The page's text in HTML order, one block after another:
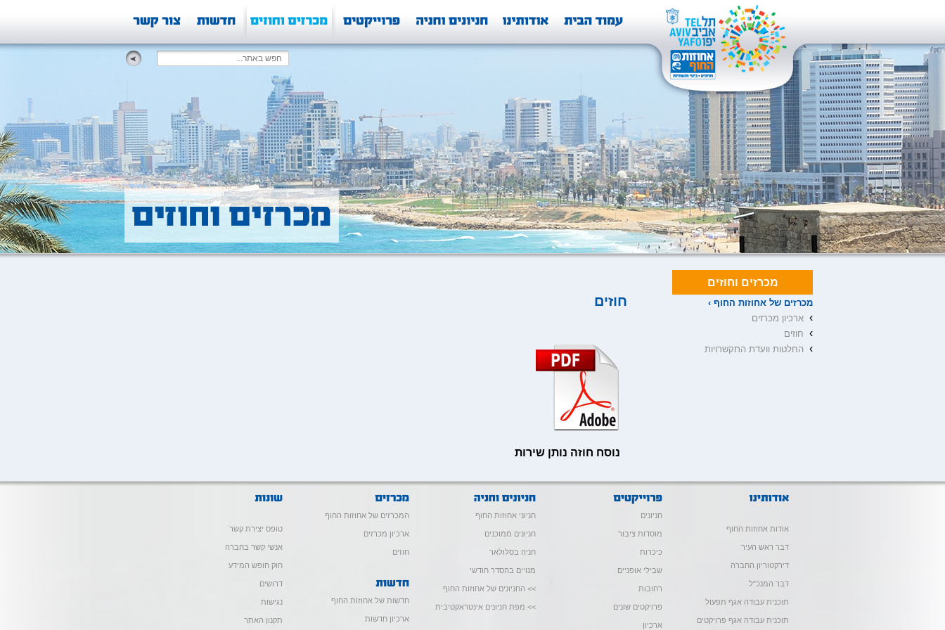
מכרזים וחוזים
מכרזים של אחוזות החוף ›
› ארכיון מכרזים
› חוזים
› החלטות וועדת התקשרויות
חוזים
נוסח חוזה נותן שירות
אודות אחוזות החוף
דבר ראש העיר
דירקטוריון החברה
דבר המנכ"ל
תוכנית עבודה אגף תפעול
תוכנית עבודה אגף פרויקטים
חניונים
מוסדות ציבור
כיכרות
שבילי אופניים
רחובות
פרויקטים שונים
ארכיון
חניוני אחוזות החוף
חניונים ממוכנים
חניה בסלולאר
מנויים בהסדר חודשי
>> החניונים של אחוזות החוף
>> מפת חניונים אינטראקטיבית
המכרזים של אחוזות החוף
ארכיון מכרזים
חוזים
חדשות של אחוזות החוף
ארכיון חדשות
טופס יצירת קשר
אנשי קשר בחברה
חוק חופש המידע
דרושים
נגישות
תקנון האתר